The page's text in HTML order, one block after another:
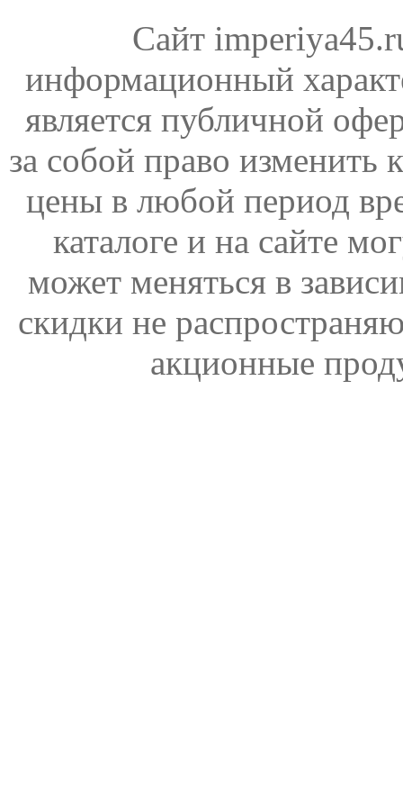
Сайт
информационный
является публичной
за собой право изменить
цены в любой период
каталоге и на сайте
может меняться в
скидки не
акционные